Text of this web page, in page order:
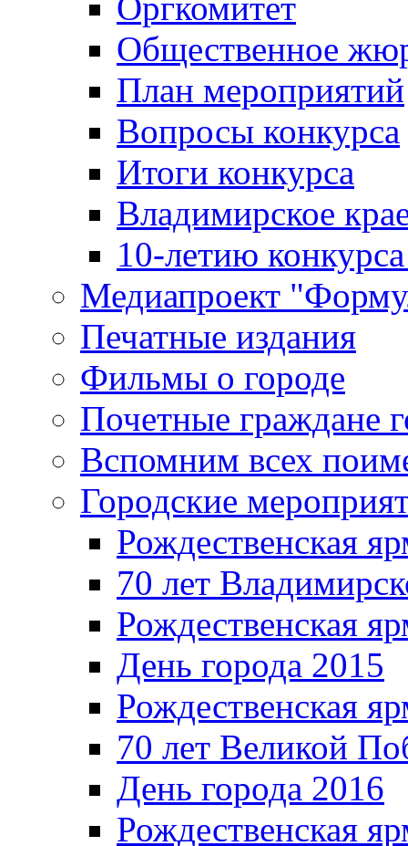
Общественное
План мероприятий
Вопросы конкурса
Итоги конкурса
Владимирское
10-летию
Медиапроект
Печатные издания
Фильмы о городе
Почетные граждане
Вспомним всех
Городские
Рождественская
70 лет
Рождественская
День города 2015
Рождественская
70 лет Великой
День города 2016
Рождественская